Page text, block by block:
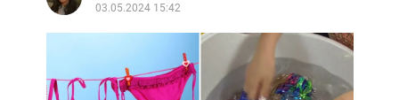
03.05.2024 15:42